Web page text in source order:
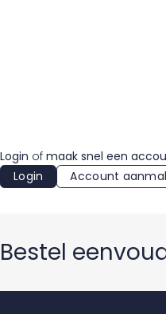
Login of maak snel een
Login
Account
Bestel